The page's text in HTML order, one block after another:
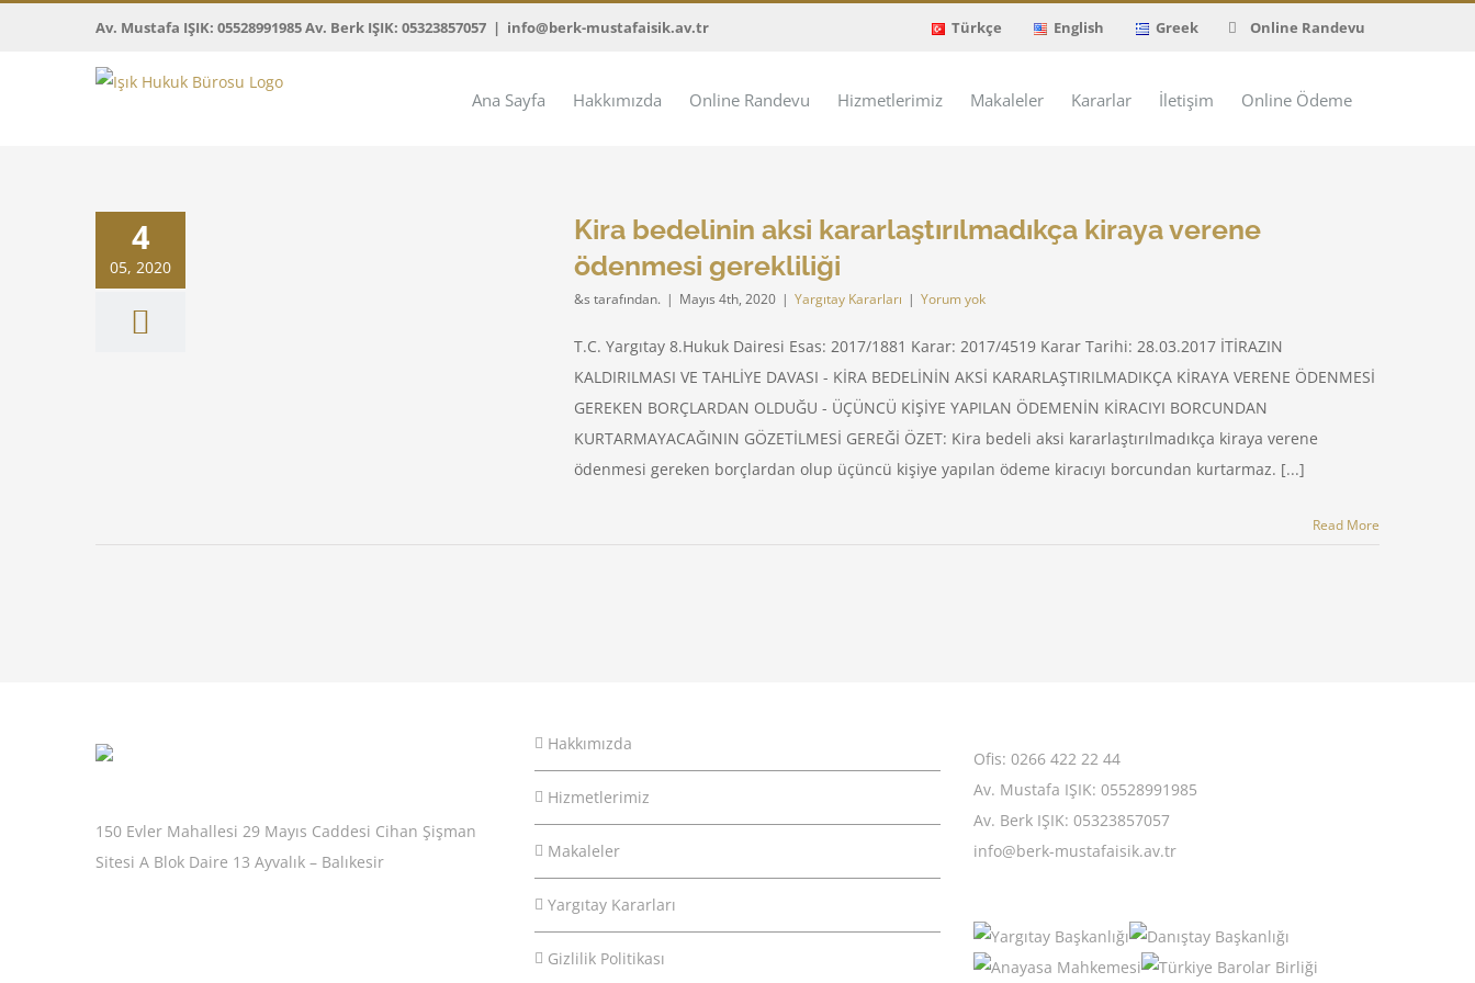
Av. Mustafa IŞIK: 05528991985 Av. Berk IŞIK: 05323857057 | info@berk-mustafaisik.av.tr Türkçe English Greek Online Randevu
Ana Sayfa Hakkımızda Online Randevu Hizmetlerimiz Makaleler Kararlar İletişim Online Ödeme
4
05, 2020
kararlaştırılmadıkça
ödenmesi gerekliliği
Kira bedelinin aksi kararlaştırılmadıkça kiraya verene
ödenmesi gerekliliği
&s tarafından. | Mayıs 4th, 2020 | Yargıtay Kararları | Yorum yok
T.C. Yargıtay 8.Hukuk Dairesi Esas: 2017/1881 Karar: 2017/4519 Karar Tarihi: 28.03.2017 İTİRAZIN
KALDIRILMASI VE TAHLİYE DAVASI - KİRA BEDELİNİN AKSİ KARARLAŞTIRILMADIKÇA KİRAYA VERENE ÖDENMESİ
GEREKEN BORÇLARDAN OLDUĞU - ÜÇÜNCÜ KİŞİYE YAPILAN ÖDEMENİN KİRACIYI BORCUNDAN
KURTARMAYACAĞININ GÖZETİLMESİ GEREĞİ ÖZET: Kira bedeli aksi kararlaştırılmadıkça kiraya verene
ödenmesi gereken borçlardan olup üçüncü kişiye yapılan ödeme kiracıyı borcundan kurtarmaz. [...]
Read More
150 Evler Mahallesi 29 Mayıs Caddesi Cihan Şişman
Sitesi A Blok Daire 13 Ayvalık – Balıkesir
Hakkımızda
Hizmetlerimiz
Makaleler
Yargıtay Kararları
Gizlilik Politikası
Ofis: 0266 422 22 44
Av. Mustafa IŞIK: 05528991985
Av. Berk IŞIK: 05323857057
info@berk-mustafaisik.av.tr